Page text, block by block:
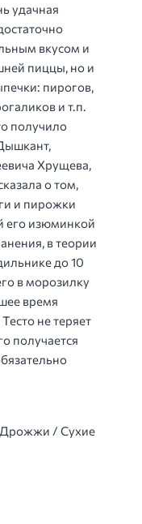
удачная
вкусом и
пиццы, но и
пирогов,
и т.п.
получило
Хрущева,
о том,
и пирожки
его изюминкой
в теории
до 10
в морозилку
время
не теряет
получается
Дрожжи / Сухие